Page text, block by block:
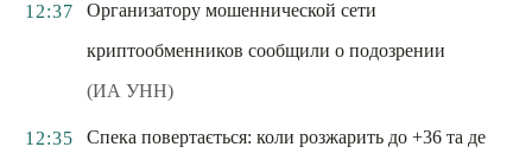
12:37
Организатору мошеннической сети
криптообменников сообщили о подозрении
(ИА УНН)
12:35
Спека повертається: коли розжарить до +36 та де